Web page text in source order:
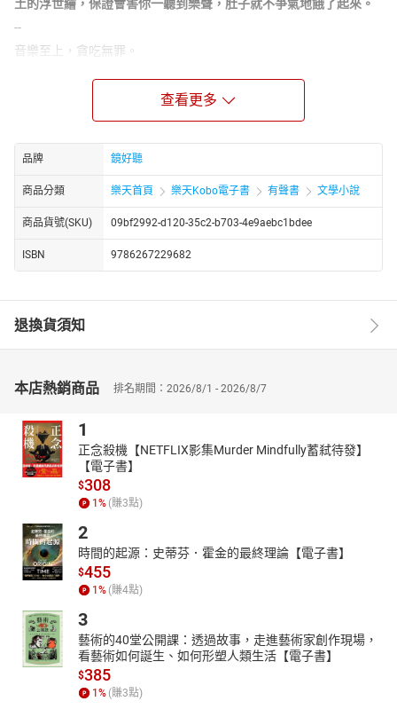
土的浮世繪，保證會害你一聽到樂聲，肚子就不爭氣地餓了起來。
--
音樂至上，貪吃無罪。
★ 愛樂電台主持人、腦科博士楊馥如掌杓，有口皆碑
★ 和巨星名伶同桌共餐，打開話匣子暢談饗樂人生
★ 音樂家vs義大利菜，味蕾療癒私房食譜大公開
★ 蔡珠兒（作家）、邢子青（愛樂電台主持人）推薦
美食是身體的音樂，音樂是心靈的食物，
Buon appetito！！ (好好享用吧！！)
♬帕格尼尼的「魔鬼果實」：
獨愛當時人們不敢吃的「魔鬼果實」，甚至把它做成了私房菜「帕
格尼尼麵餃」的醬汁。沒想到，因為帕格尼尼的推廣，後來的義大
♬羅西尼的「滿漢全席」：
次，是聽到帕格尼尼的精湛琴藝；第三次，則是手中的松露雞肉卷
掉進水裡。在義大利，以羅西尼為名的美食不勝枚舉，包括「羅西
尼牛排」、「羅西尼沙拉」等。但這位老饕，竟為了區區「雞肉
卷」而落淚？
♬威爾第的「鐘樓主義」：
「鐘樓主義」指的是一個人終其一生都不願離開家裡附近的鐘樓，
對家鄉有無比依戀。歌劇大師（也是大吃貨）威爾第就是不折不扣
的鐘樓主義者，一輩子迷戀家鄉菜，每次出遠門前，有些食材一定
要收進行李，不然心裡會不舒服。到底威爾第都打包些什麼呢？
♬馬斯卡尼的「慢板哲學」：
馬斯卡尼是義大利歌劇界的「潮男」。他愛喝氣泡酒、開拉風跑
車，戀情一段接著一段。不過，當他談到吃，卻使用了「慢板
（Adagio）」這個字眼，來描述自己的用餐態度。為什麼他那些從
容不迫的歌劇音樂創作，適合做為義大利「慢活」的注解？
查看更多
品牌 鏡好聽
商品分類 樂天首頁 樂天Kobo電子書 有聲書 文學小說
商品貨號(SKU) 09bf2992-d120-35c2-b703-4e9aebc1bdee
ISBN 9786267229682
退換貨須知
本店熱銷商品 排名期間：2026/8/1 - 2026/8/7
1
正念殺機【NETFLIX影集Murder Mindfully蓄弒待發】
【電子書】
$308
1 % (賺3點)
2
時間的起源：史蒂芬．霍金的最終理論【電子書】
$455
1 % (賺4點)
3
藝術的40堂公開課：透過故事，走進藝術家創作現場，
看藝術如何誕生、如何形塑人類生活【電子書】
$385
1 % (賺3點)